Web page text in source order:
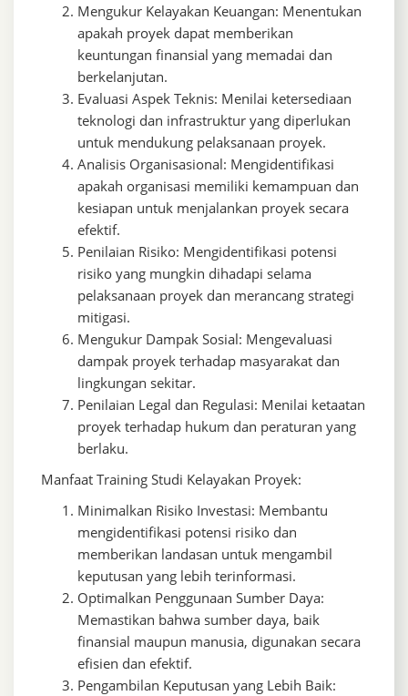
Mengukur Kelayakan Keuangan: Menentukan
apakah proyek dapat memberikan
keuntungan finansial yang memadai dan
berkelanjutan.
Evaluasi Aspek Teknis: Menilai ketersediaan
teknologi dan infrastruktur yang diperlukan
untuk mendukung pelaksanaan proyek.
Analisis Organisasional: Mengidentifikasi
apakah organisasi memiliki kemampuan dan
kesiapan untuk menjalankan proyek secara
efektif.
Penilaian Risiko: Mengidentifikasi potensi
risiko yang mungkin dihadapi selama
pelaksanaan proyek dan merancang strategi
mitigasi.
Mengukur Dampak Sosial: Mengevaluasi
dampak proyek terhadap masyarakat dan
lingkungan sekitar.
Penilaian Legal dan Regulasi: Menilai ketaatan
proyek terhadap hukum dan peraturan yang
berlaku.
Manfaat Training Studi Kelayakan Proyek:
Minimalkan Risiko Investasi: Membantu
mengidentifikasi potensi risiko dan
memberikan landasan untuk mengambil
keputusan yang lebih terinformasi.
Optimalkan Penggunaan Sumber Daya:
Memastikan bahwa sumber daya, baik
finansial maupun manusia, digunakan secara
efisien dan efektif.
Pengambilan Keputusan yang Lebih Baik: